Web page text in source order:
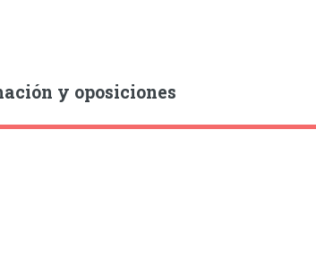
y oposiciones